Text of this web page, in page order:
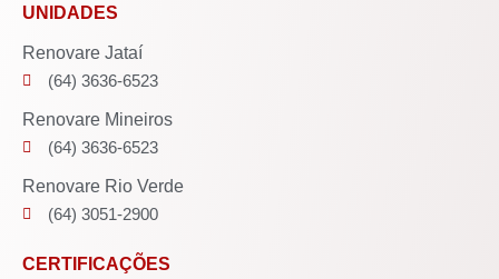
UNIDADES
Renovare Jataí
(64) 3636-6523
Renovare Mineiros
(64) 3636-6523
Renovare Rio Verde
(64) 3051-2900
CERTIFICAÇÕES